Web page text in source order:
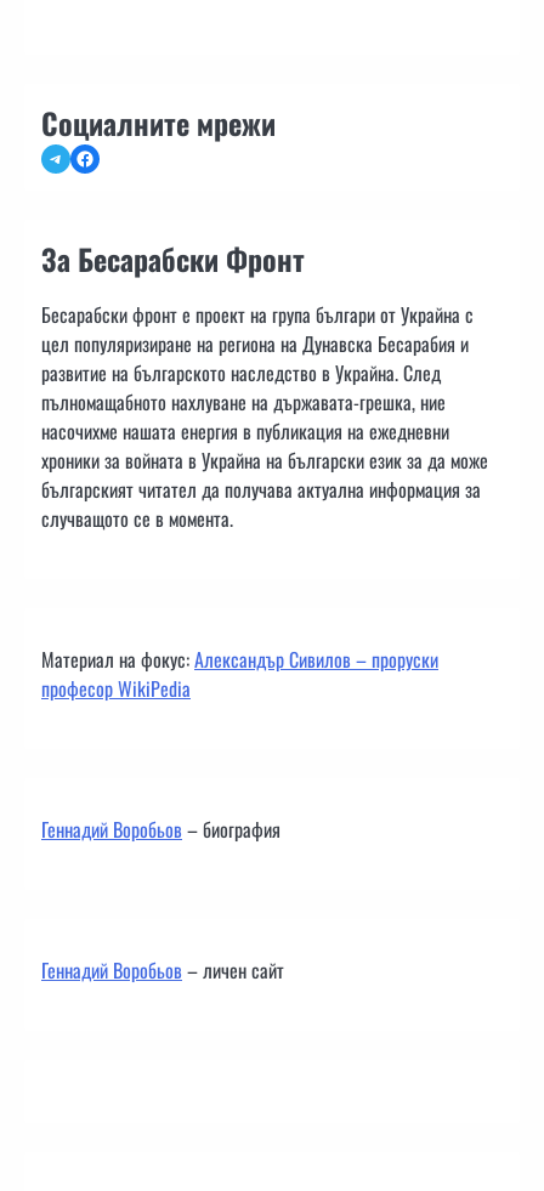
Социалните мрежи
TelegramFacebook
За Бесарабски Фронт
Бесарабски фронт е проект на група българи от Украйна с
цел популяризиране на региона на Дунавска Бесарабия и
развитие на българското наследство в Украйна. След
пълномащабното нахлуване на държавата-грешка, ние
насочихме нашата енергия в публикация на ежедневни
хроники за войната в Украйна на български език за да може
българският читател да получава актуална информация за
случващото се в момента.
Материал на фокус:Александър Сивилов – проруски
професор WikiPedia
Геннадий Воробьов– биография
Геннадий Воробьов– личен сайт